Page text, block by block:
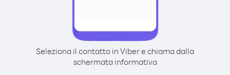
Seleziona il contatto in Viber e chiama dalla
schermata informativa